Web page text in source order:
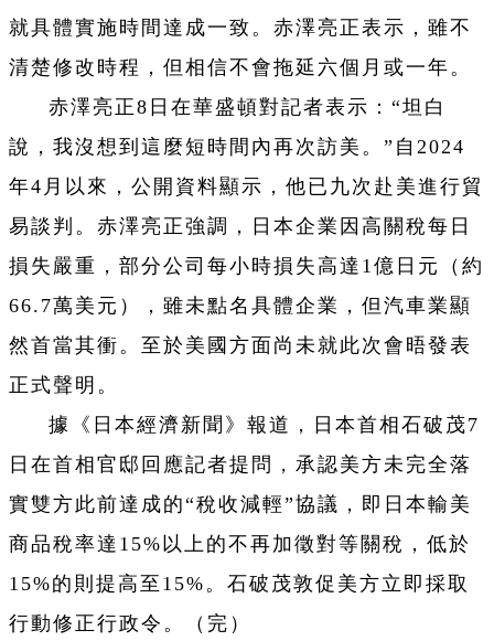
就具體實施時間達成一致。赤澤亮正表示，雖不
清楚修改時程，但相信不會拖延六個月或一年。
赤澤亮正8日在華盛頓對記者表示：“坦白
說，我沒想到這麼短時間內再次訪美。”自2024
年4月以來，公開資料顯示，他已九次赴美進行貿
易談判。赤澤亮正強調，日本企業因高關稅每日
損失嚴重，部分公司每小時損失高達1億日元（約
66.7萬美元），雖未點名具體企業，但汽車業顯
然首當其衝。至於美國方面尚未就此次會晤發表
正式聲明。
據《日本經濟新聞》報道，日本首相石破茂7
日在首相官邸回應記者提問，承認美方未完全落
實雙方此前達成的“稅收減輕”協議，即日本輸美
商品稅率達15%以上的不再加徵對等關稅，低於
15%的則提高至15%。石破茂敦促美方立即採取
行動修正行政令。（完）